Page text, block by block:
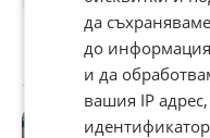
гр.
да
до
и да
вашия IP